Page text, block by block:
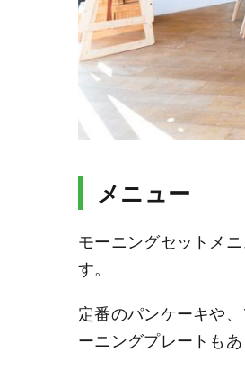
メニュー
モーニングセットメ
す。
定番のパンケーキや
ーニングプレートもあ